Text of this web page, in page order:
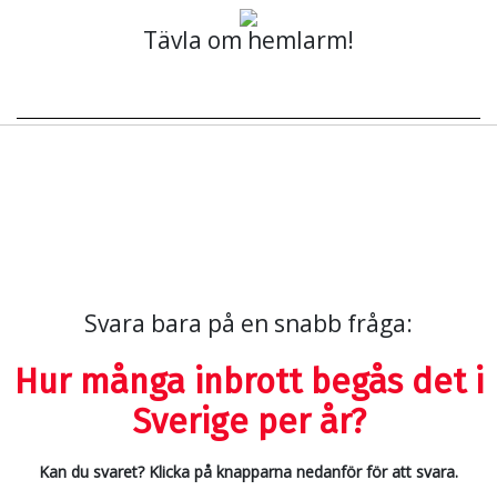
Tävla om hemlarm!
Svara bara på en snabb fråga:
Hur många inbrott begås det i
Sverige per år?
Kan du svaret? Klicka på knapparna nedanför för att svara.